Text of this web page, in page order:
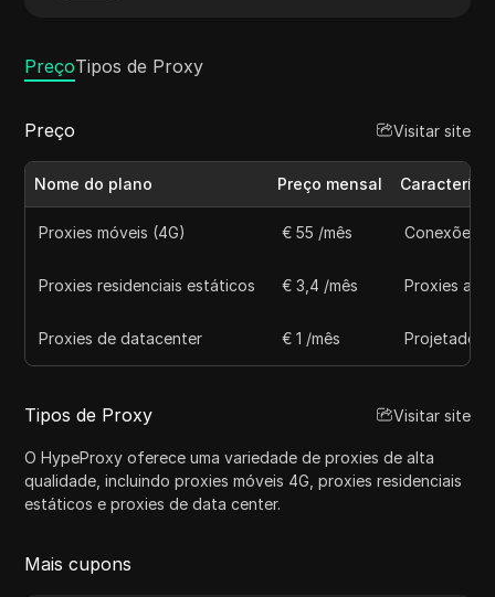
PreçoTipos de Proxy
Preço Visitar site
Nome do plano Preço mensal
Proxies móveis (4G) € 55 /mês Conexões
Proxies residenciais estáticos € 3,4 /mês Proxies
Proxies de datacenter € 1 /mês Projetados
Tipos de Proxy Visitar site
O HypeProxy oferece uma variedade de proxies de alta
qualidade, incluindo proxies móveis 4G, proxies residenciais
estáticos e proxies de data center.
Mais cupons